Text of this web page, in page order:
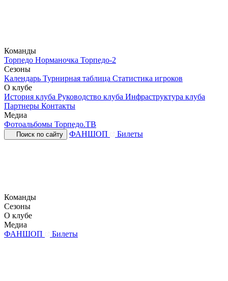
Команды
Торпедо Норманочка Торпедо-2
Сезоны
Календарь Турнирная таблица Статистика игроков
О клубе
История клуба Руководство клуба Инфраструктура клуба
Партнеры Контакты
Медиа
Фотоальбомы Торпедо.ТВ
Поиск по сайту ФАНШОП Билеты
Команды
Сезоны
О клубе
Медиа
ФАНШОП
Билеты